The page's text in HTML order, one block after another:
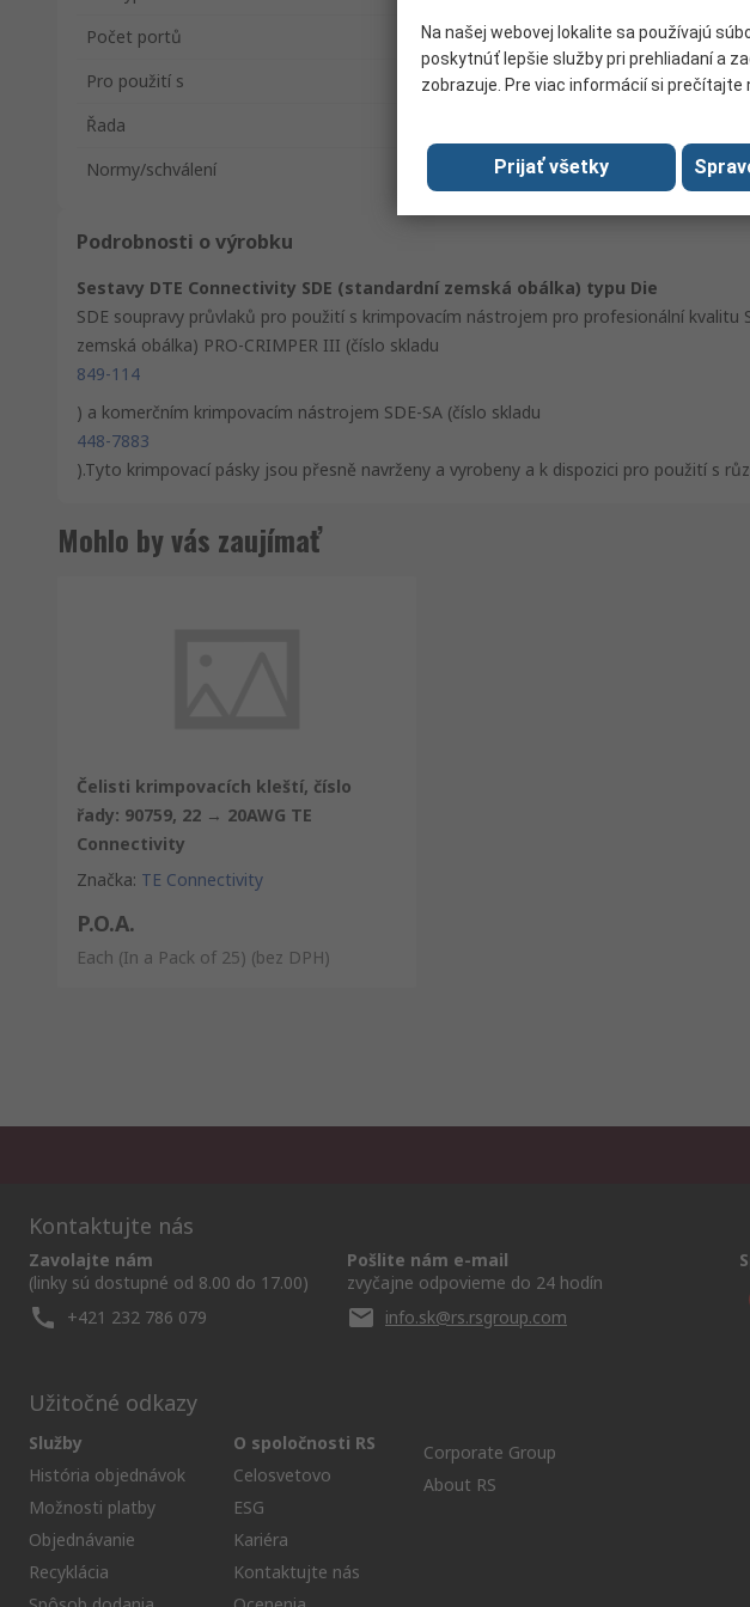
Počet portů
3
Pro použití s
Mini-Universal MATE-N-
Řada
Normy/schválení
No
Podrobnosti o výrobku
Sestavy DTE Connectivity SDE (standardní zemská obálka) typu Die
SDE soupravy průvlaků pro použití s krimpovacím nástrojem pro profesionální kvalitu
zemská obálka) PRO-CRIMPER III (číslo skladu
849-114
) a komerčním krimpovacím nástrojem SDE-SA (číslo skladu
448-7883
).Tyto krimpovací pásky jsou přesně navrženy a vyrobeny a k dispozici pro použití s
Mohlo by vás zaujímať
Čelisti krimpovacích kleští, číslo
řady: 90759, 22 → 20AWG TE
Connectivity
Značka: TE Connectivity
P.O.A.
Each (In a Pack of 25) (bez DPH)
Kontaktujte nás
Zavolajte nám
(linky sú dostupné od 8.00 do 17.00)
+421 232 786 079
Pošlite nám e-mail
zvyčajne odpovieme do 24 hodín
info.sk@rs.rsgroup.com
Užitočné odkazy
Služby
História objednávok
Možnosti platby
Objednávanie
Recyklácia
O spoločnosti RS
Celosvetovo
ESG
Kariéra
Kontaktujte nás
Corporate Group
About RS
Na našej webovej lokalite sa používajú
poskytnúť lepšie služby pri prehliadaní a
zobrazuje. Pre viac informácií si prečítajte
Prijať všetky